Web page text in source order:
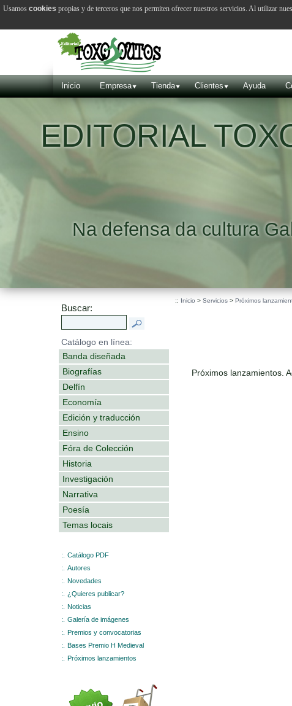
Inicio Empresa Tienda Clientes Ayuda
EDITORIAL
Na defensa da cultura
Buscar:
Catálogo en línea:
Banda diseñada
Biografías
Delfín
Economía
Edición y traducción
Ensino
Fóra de Colección
Historia
Investigación
Narrativa
Poesía
Temas locais
:.
Catálogo PDF
:.
Autores
:.
Novedades
:.
¿Quieres publicar?
:.
Noticias
:.
Galería de imágenes
:.
Premios y convocatorias
:.
Bases Premio H Medieval
:.
Próximos lanzamientos
:: Inicio > Servicios > Próximos
Próximos lanzamientos.
Usamos cookies propias y de terceros que nos permiten ofrecer nuestros servicios. Al utilizar